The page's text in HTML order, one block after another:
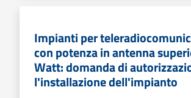
Impianti per
con potenza in antenna
Watt: domanda di
l'installazione dell'impianto